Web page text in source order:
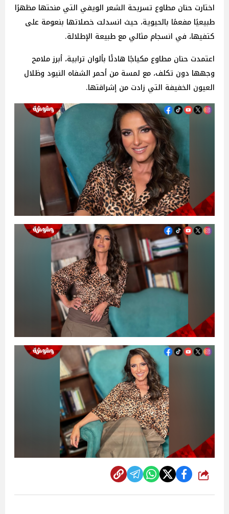
اختارت حنان مطاوع تسريحة الشعر الويفي التي منحتها مظهرًا
طبيعيًا مفعمًا بالحيوية، حيث انسدلت خصلاتها بنعومة على
كتفيها، في انسجام مثالي مع طبيعة الإطلالة.
اعتمدت حنان مطاوع مكياجًا هادئًا بألوان ترابية، أبرز ملامح
وجهها دون تكلف، مع لمسة من أحمر الشفاه النيود وظلال
العيون الخفيفة التي زادت من إشراقتها.
شارك